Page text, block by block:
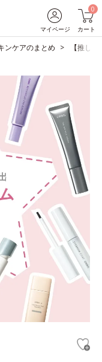
マイページ
0
カート
ンケアのまとめ 【推し